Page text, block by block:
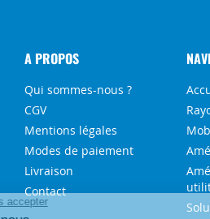
A PROPOS
Qui sommes-nous ?
CGV
Mentions légales
Modes de paiement
Livraison
Contact